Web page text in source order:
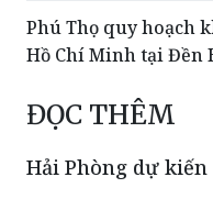
Phú Thọ quy hoạch
Hồ Chí Minh tại Đền
ĐỌC THÊM
Hải Phòng dự